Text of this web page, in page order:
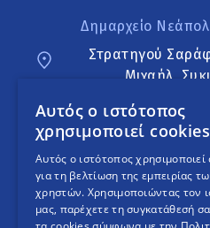
Δημαρχείο
Στρατηγού
Μιχαήλ,
English
Αυτός ο ιστότοπος
χρησιμοποιεί cookies
Αυτός ο ιστότοπος χρησιμοποιεί
για τη βελτίωση της εμπειρίας
χρηστών. Χρησιμοποιώντας τον
μας, παρέχετε τη συγκατάθεσή